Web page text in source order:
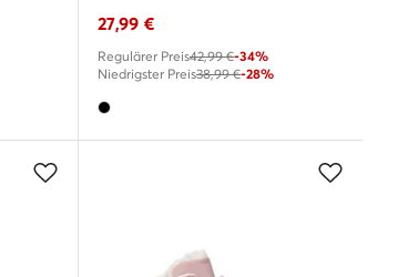
27,99 €
Regulärer Preis42,99 €-34%
Niedrigster Preis38,99 €-28%